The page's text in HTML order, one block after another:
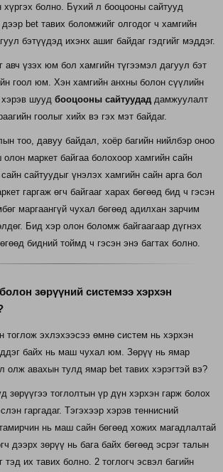
болно. Бүхий л бооцооны сайтууд
bet тавих боломжийг олгодог ч хамгийн
бэтүүдэд ихэнх ашиг байдаг гэдгийг мэддэг.
авч үзэх юм бол хамгийн түгээмэл дагуул бэт
гоол юм. Хэн хамгийн анхны болон сүүлийн
шууд бооцооны сайтуудад дамжуулалт
гоолыг хийх вэ гэх мэт байдаг.
тоо, давуу байдал, хоёр багийн нийлбэр оноо
маркет байгаа болохоор хамгийн сайн
сайтуудыг үнэлэх хамгийн сайн арга бол
гаргаж өгч байгааг харах бөгөөд бид ч гэсэн
маргаангүй чухал бөгөөд адилхан зарчим
Бид хэр олон боломж байгаагаар дүгнэх
бидний тоймд ч гэсэн энэ багтах болно.
зөрүүний системээ хэрхэн
тоглож эхлэхээсээ өмнө систем нь хэрхэн
байх нь маш чухал юм. Зөрүү нь ямар
олж авахын тулд ямар bet тавих хэрэгтэй вэ?
зөрүүгээ тоглолтын үр дүн хэрхэн гарж болох
гаргадаг. Тэгэхээр хэрэв теннисний
нь маш сайн бөгөөд хожих магадлалтай
дээрх зөрүү нь бага байх бөгөөд эсрэг талын
тэд их тавих болно. 2 тоглогч эсвэл багийн